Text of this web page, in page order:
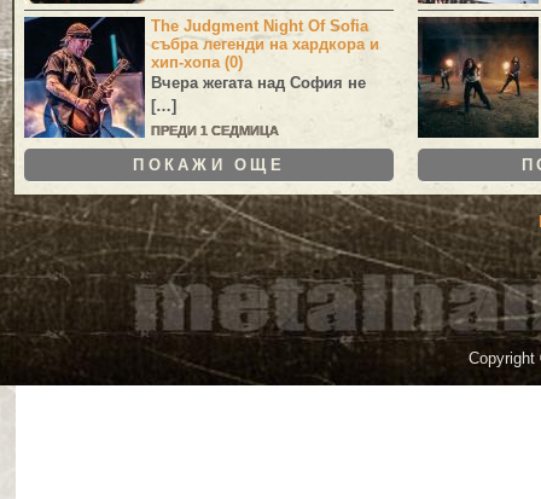
The Judgment Night Of Sofia
събра легенди на хардкора и
хип-хопа (0)
Вчера жегата над София не
[…]
ПРЕДИ 1 СЕДМИЦА
ПОКАЖИ ОЩЕ